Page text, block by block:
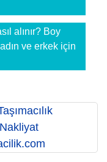
alınır? Boy
ve erkek için